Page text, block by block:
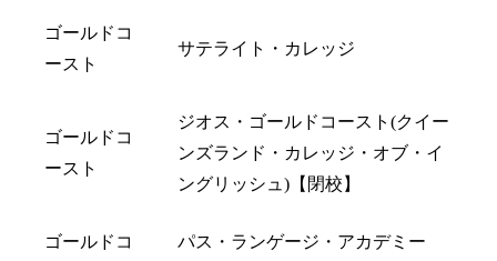
ゴールドコ
ースト
サテライト・カレッジ
ゴールドコ
ースト
ジオス・ゴールドコースト(クイー
ンズランド・カレッジ・オブ・イ
ングリッシュ)【閉校】
ゴールドコ
パス・ランゲージ・アカデミー